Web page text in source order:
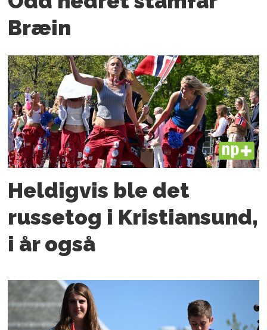
Bræin
PLUS
Heldigvis ble det
russetog i Kristiansund,
i år også